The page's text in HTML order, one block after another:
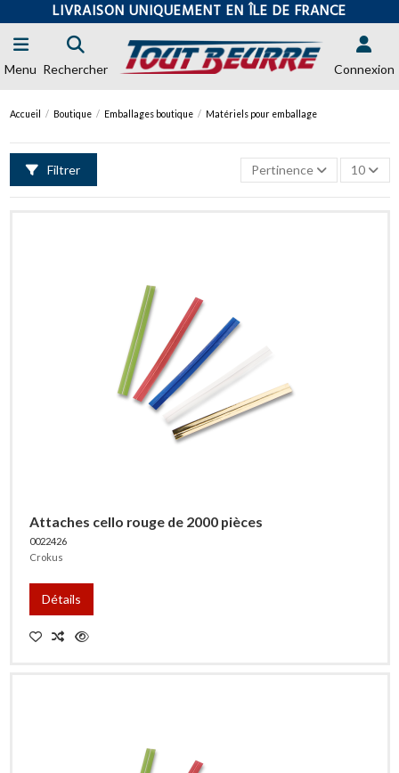
LIVRAISON UNIQUEMENT EN ÎLE DE FRANCE
Menu Rechercher Connexion
Accueil Boutique Emballages boutique Matériels pour emballage
Filtrer Pertinence 10
Attaches cello rouge de 2000 pièces
0022426
Crokus
Détails